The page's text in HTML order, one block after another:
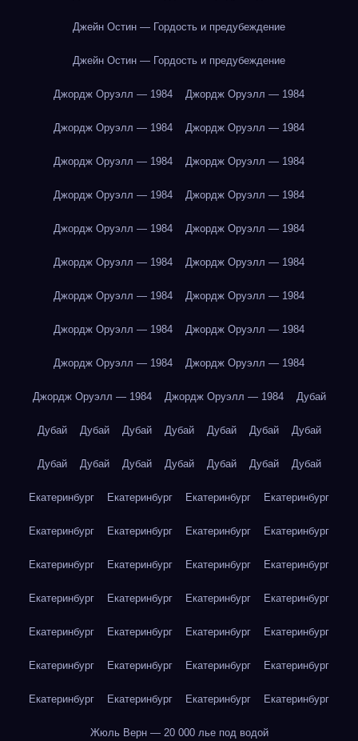
Джейн Остин — Гордость и предубеждение
Джейн Остин — Гордость и предубеждение
Джордж Оруэлл — 1984 Джордж Оруэлл — 1984
Джордж Оруэлл — 1984 Джордж Оруэлл — 1984
Джордж Оруэлл — 1984 Джордж Оруэлл — 1984
Джордж Оруэлл — 1984 Джордж Оруэлл — 1984
Джордж Оруэлл — 1984 Джордж Оруэлл — 1984
Джордж Оруэлл — 1984 Джордж Оруэлл — 1984
Джордж Оруэлл — 1984 Джордж Оруэлл — 1984
Джордж Оруэлл — 1984 Джордж Оруэлл — 1984
Джордж Оруэлл — 1984 Джордж Оруэлл — 1984
Джордж Оруэлл — 1984 Джордж Оруэлл — 1984 Дубай
Дубай Дубай Дубай Дубай Дубай Дубай Дубай
Дубай Дубай Дубай Дубай Дубай Дубай Дубай
Екатеринбург Екатеринбург Екатеринбург Екатеринбург
Екатеринбург Екатеринбург Екатеринбург Екатеринбург
Екатеринбург Екатеринбург Екатеринбург Екатеринбург
Екатеринбург Екатеринбург Екатеринбург Екатеринбург
Екатеринбург Екатеринбург Екатеринбург Екатеринбург
Екатеринбург Екатеринбург Екатеринбург Екатеринбург
Екатеринбург Екатеринбург Екатеринбург Екатеринбург
Жюль Верн — 20 000 лье под водой